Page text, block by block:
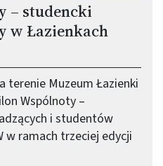
– studencki
w Łazienkach
terenie Muzeum Łazienki
Wspólnoty –
i studentów
w ramach trzeciej edycji